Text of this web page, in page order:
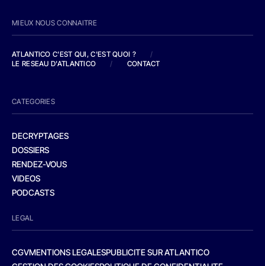
MIEUX NOUS CONNAITRE
ATLANTICO C'EST QUI, C'EST QUOI ?
/
LE RESEAU D'ATLANTICO
/ CONTACT
CATEGORIES
DECRYPTAGES
DOSSIERS
RENDEZ-VOUS
VIDEOS
PODCASTS
LEGAL
CGVMENTIONS LEGALESPUBLICITE SUR ATLANTICO